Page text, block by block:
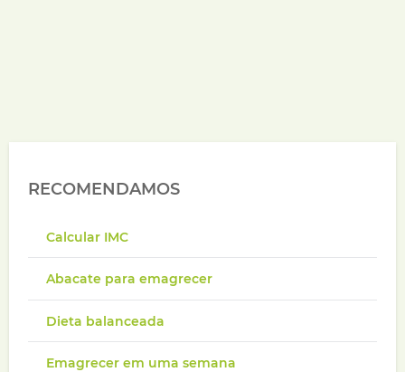
RECOMENDAMOS
Calcular IMC
Abacate para emagrecer
Dieta balanceada
Emagrecer em uma semana